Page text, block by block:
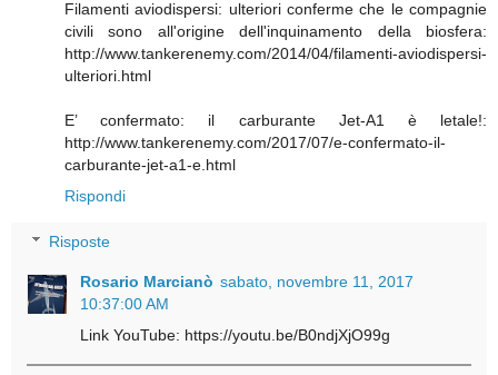
Filamenti aviodispersi: ulteriori conferme che le compagnie
civili sono all'origine dell'inquinamento della biosfera:
http://www.tankerenemy.com/2014/04/filamenti-aviodispersi-
ulteriori.html
E’ confermato: il carburante Jet-A1 è letale!:
http://www.tankerenemy.com/2017/07/e-confermato-il-
carburante-jet-a1-e.html
Rispondi
Risposte
Rosario Marcianò sabato, novembre 11, 2017
10:37:00 AM
Link YouTube: https://youtu.be/B0ndjXjO99g